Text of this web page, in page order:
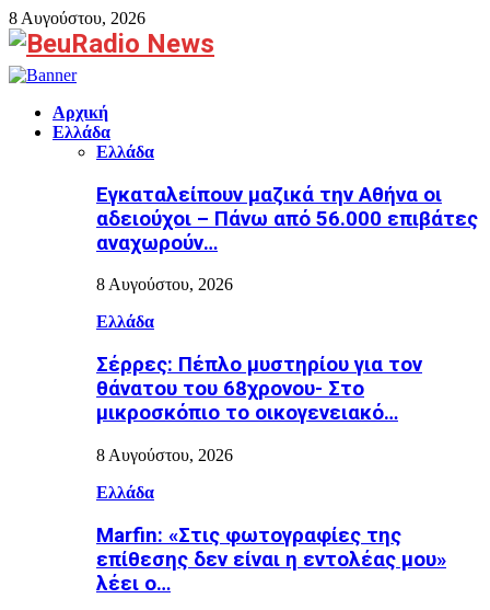
8 Αυγούστου, 2026
Facebook
Αρχική
Ελλάδα
Ελλάδα
Εγκαταλείπουν μαζικά την Αθήνα οι
αδειούχοι – Πάνω από 56.000 επιβάτες
αναχωρούν…
8 Αυγούστου, 2026
Ελλάδα
Σέρρες: Πέπλο μυστηρίου για τον
θάνατου του 68χρονου- Στο
μικροσκόπιο το οικογενειακό…
8 Αυγούστου, 2026
Ελλάδα
Marfin: «Στις φωτογραφίες της
επίθεσης δεν είναι η εντολέας μου»
λέει ο…